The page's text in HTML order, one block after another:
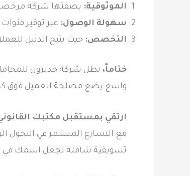
الموثوقية: بصفتها شركة
سهولة الوصول: عبر توفير
التخصص: حيث يتيح الدليل
ختاماً، تظل شركة جديرون
واسع يضع مصلحة العميل فوق كل
ارتقي بمستقبل مكتبك
مع التسارع المستمر في التحول
تسويقية شاملة تجعل اسمك في